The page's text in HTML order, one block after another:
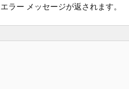
ラー メッセージが返されます。